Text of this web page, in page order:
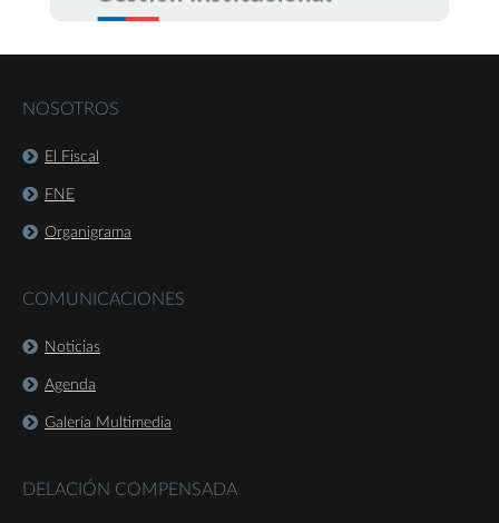
NOSOTROS
El Fiscal
FNE
Organigrama
COMUNICACIONES
Noticias
Agenda
Galería Multimedia
DELACIÓN COMPENSADA